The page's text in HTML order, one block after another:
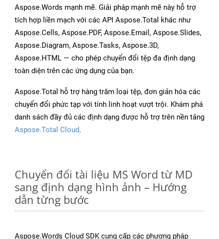
Aspose.Words mạnh mẽ. Giải pháp mạnh mẽ này hỗ trợ
tích hợp liền mạch với các API Aspose.Total khác như
Aspose.Cells, Aspose.PDF, Aspose.Email, Aspose.Slides,
Aspose.Diagram, Aspose.Tasks, Aspose.3D,
Aspose.HTML — cho phép chuyển đổi tệp đa định dạng
toàn diện trên các ứng dụng của bạn.
Aspose.Total hỗ trợ hàng trăm loại tệp, đơn giản hóa các
chuyển đổi phức tạp với tính linh hoạt vượt trội. Khám phá
danh sách đầy đủ các định dạng được hỗ trợ trên nền tảng
Aspose.Total Cloud.
Chuyển đổi tài liệu MS Word từ MD
sang định dạng hình ảnh – Hướng
dẫn từng bước
Aspose.Words Cloud SDK cung cấp các phương pháp